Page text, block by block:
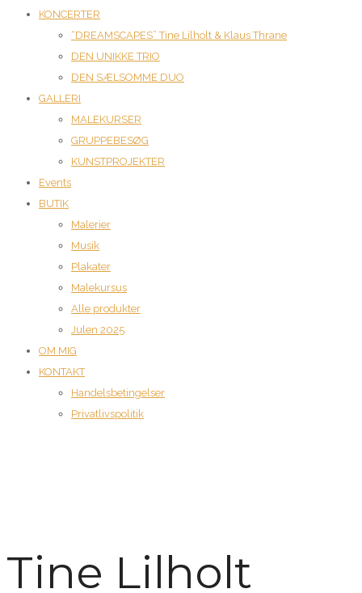
KONCERTER
“DREAMSCAPES” Tine Lilholt & Klaus Thrane
DEN UNIKKE TRIO
DEN SÆLSOMME DUO
GALLERI
MALEKURSER
GRUPPEBESØG
KUNSTPROJEKTER
Events
BUTIK
Malerier
Musik
Plakater
Malekursus
Alle produkter
Julen 2025
OM MIG
KONTAKT
Handelsbetingelser
Privatlivspolitik
Tine Lilholt